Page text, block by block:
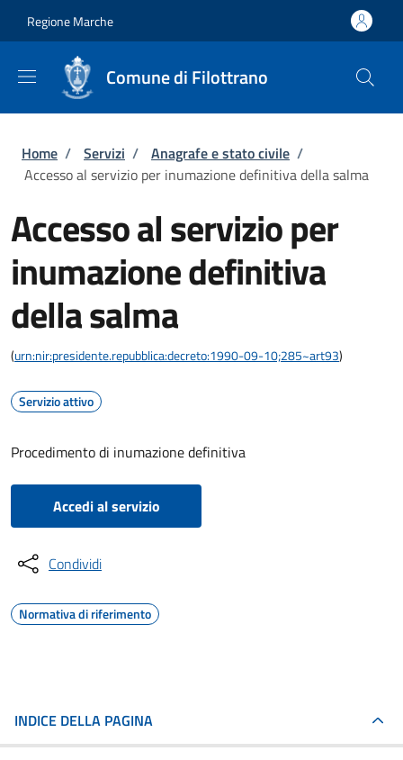
Regione Marche
Comune di Filottrano
Briciole di pane
Home / Servizi / Anagrafe e stato civile /
Accesso al servizio per inumazione definitiva della salma
Accesso al servizio per
inumazione definitiva
della salma
(urn:nir:presidente.repubblica:decreto:1990-09-10;285~art93)
Servizio attivo
Procedimento di inumazione definitiva
Accedi al servizio
Condividi
Normativa di riferimento
INDICE DELLA PAGINA